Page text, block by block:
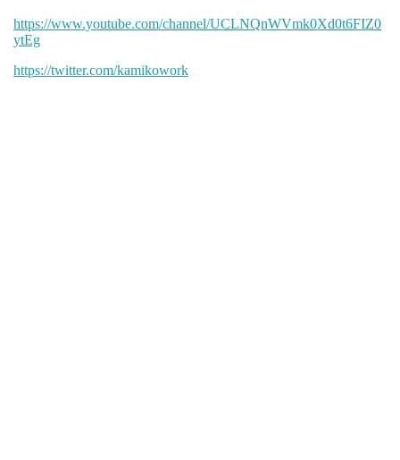
https://www.youtube.com/channel/UCLNQnWVmk0Xd0t6FIZ0
ytEg
https://twitter.com/kamikowork